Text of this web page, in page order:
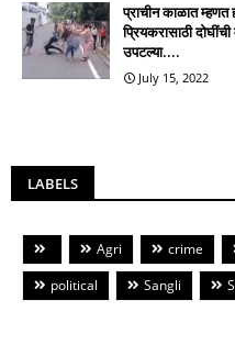
प्राचीन काळात
प्रियकरासाठी
उपटल्या....
July 15, 2022
LABELS
Agri crime
political
Sangli